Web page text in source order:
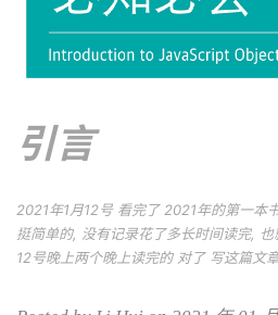
引言
2021年1月12号 看完了 2021年的第一本
挺简单的, 没有记录花了多长时间读完,
12号晚上两个晚上读完的 对了 写这篇文